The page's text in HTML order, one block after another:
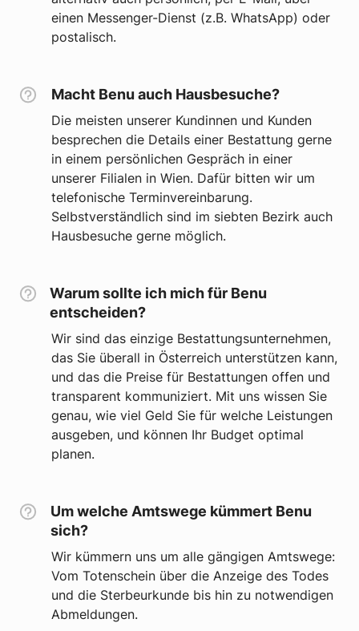
einen Messenger-Dienst (z.B. WhatsApp) oder
postalisch.
Macht Benu auch Hausbesuche?
Die meisten unserer Kundinnen und Kunden
besprechen die Details einer Bestattung gerne
in einem persönlichen Gespräch in einer
unserer Filialen in Wien. Dafür bitten wir um
telefonische Terminvereinbarung.
Selbstverständlich sind im siebten Bezirk auch
Hausbesuche gerne möglich.
Warum sollte ich mich für Benu
entscheiden?
Wir sind das einzige Bestattungsunternehmen,
das Sie überall in Österreich unterstützen kann,
und das die Preise für Bestattungen offen und
transparent kommuniziert. Mit uns wissen Sie
genau, wie viel Geld Sie für welche Leistungen
ausgeben, und können Ihr Budget optimal
planen.
Um welche Amtswege kümmert Benu
sich?
Wir kümmern uns um alle gängigen Amtswege:
Vom Totenschein über die Anzeige des Todes
und die Sterbeurkunde bis hin zu notwendigen
Abmeldungen.